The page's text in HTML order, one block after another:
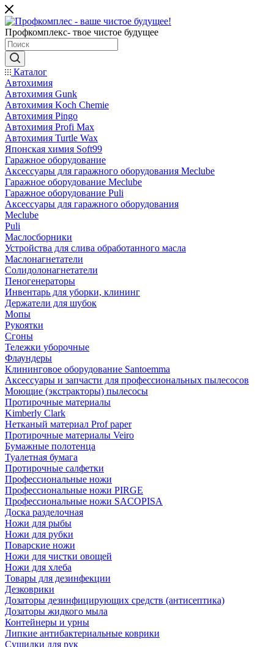
Профкомплекс- твое чистое будущее
Каталог
Автохимия
Автохимия Gunk
Автохимия Koch Chemie
Автохимия Pingo
Автохимия Profi Max
Автохимия Turtle Wax
Японская химия Soft99
Гаражное оборудование
Аксессуары для гаражного оборудования Meclube
Гаражное оборудование Meclube
Гаражное оборудование Puli
Аксессуары для гаражного оборудования
Meclube
Puli
Маслосборники
Устройства для слива обработанного масла
Маслонагнетатели
Солидолонагнетатели
Пеногенераторы
Инвентарь для уборки, клининг
Держатели для шубок
Мопы
Рукоятки
Сгоны
Тележки уборочные
Флаундеры
Клининговое оборудование Santoemma
Аксессуары и запчасти для профессиональных пылесосов
Моющие (экстракторы) пылесосы
Протирочные материалы
Kimberly Clark
Нетканый материал Prof paper
Протирочные материалы Veiro
Бумажные полотенца
Туалетная бумага
Протирочные салфетки
Профессиональные ножи
Профессиональные ножи PIRGE
Профессиональные ножи SACOPISA
Доска разделочная
Ножи для рыбы
Ножи для рубки
Поварские ножи
Ножи для чистки овощей
Ножи для хлеба
Товары для дезинфекции
Дезковрики
Дозаторы дезинфицирующих средств (антисептика)
Дозаторы жидкого мыла
Контейнеры и урны
Липкие антибактериальные коврики
Сушилки для рук